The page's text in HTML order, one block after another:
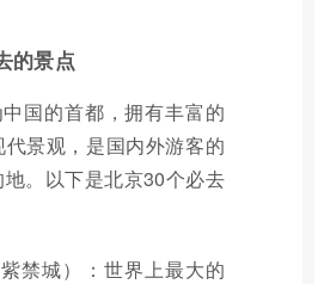
的景点
国的首都，拥有丰富的
景观，是国内外游客的
。以下是北京30个必去
禁城）：世界上最大的